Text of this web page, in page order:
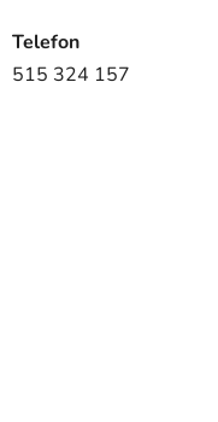
Telefon
515 324 157